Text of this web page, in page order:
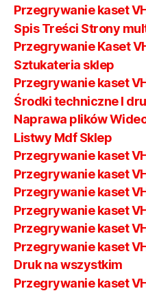
Przegrywanie kaset
Spis Treści Strony
Przegrywanie Kaset
Sztukateria sklep
Przegrywanie kaset
Środki techniczne I
Naprawa plików
Listwy Mdf Sklep
Przegrywanie kaset
Przegrywanie kaset
Przegrywanie kaset
Przegrywanie kaset
Przegrywanie kaset
Przegrywanie kaset
Druk na wszystkim
Przegrywanie kaset